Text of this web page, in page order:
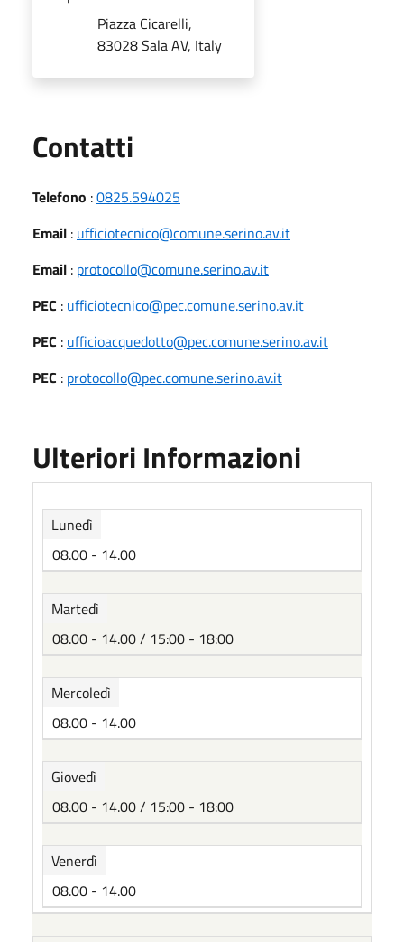
Piazza Cicarelli,
83028 Sala AV, Italy
Contatti
Telefono :0825.594025
Email : ufficiotecnico@comune.serino.av.it
Email : protocollo@comune.serino.av.it
PEC : ufficiotecnico@pec.comune.serino.av.it
PEC : ufficioacquedotto@pec.comune.serino.av.it
PEC : protocollo@pec.comune.serino.av.it
Ulteriori Informazioni
Lunedì
08.00 - 14.00
Martedì
08.00 - 14.00 / 15:00 - 18:00
Mercoledì
08.00 - 14.00
Giovedì
08.00 - 14.00 / 15:00 - 18:00
Venerdì
08.00 - 14.00